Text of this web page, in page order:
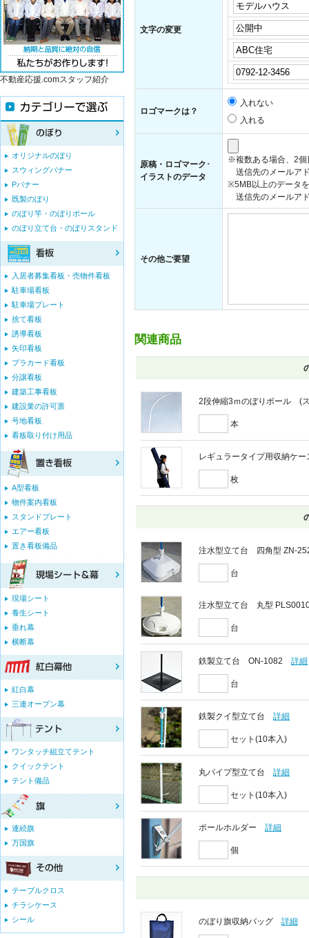
文字の変更
ロゴマークは？
入れない
入れる
原稿・ロゴマーク･
イラストのデータ
※複数ある場合、2個
送信先のメールア
※5MB以上のデータ
送信先のメールア
その他ご要望
関連商品
2段伸縮3ｍのぼりポール (
本
レギュラータイプ用収納ケー
枚
注水型立て台 四角型 ZN-
台
注水型立て台 丸型
台
鉄製立て台 ON-1082 詳細
台
鉄製クイ型立て台 詳細
セット(10本入)
丸パイプ型立て台 詳細
セット(10本入)
ポールホルダー 詳細
個
のぼり旗収納バッグ 詳細
不動産応援.comスタッフ紹介
オリジナルのぼり
スウィングバナー
Pバナー
既製のぼり
のぼり竿・のぼりポール
のぼり立て台・のぼりスタンド
入居者募集看板・売物件看板
駐車場看板
駐車場プレート
捨て看板
誘導看板
矢印看板
プラカード看板
分譲看板
建築工事看板
建設業の許可票
号地看板
看板取り付け用品
A型看板
物件案内看板
スタンドプレート
エアー看板
置き看板備品
現場シート
養生シート
垂れ幕
横断幕
紅白幕
三連オープン幕
ワンタッチ組立てテント
クイックテント
テント備品
連続旗
万国旗
テーブルクロス
チラシケース
シール